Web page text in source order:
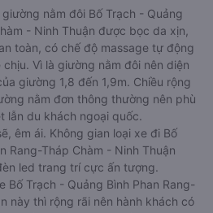
nằm đôi Bố Trạch - Quảng
- Ninh Thuận được bọc da xịn,
toàn, có chế độ massage tự động
Vì là giường nằm đôi nên diện
giường 1,8 đến 1,9m. Chiều rộng
nằm đơn thông thường nên phù
lẫn du khách ngoại quốc.
êm ái. Không gian loại xe đi Bố
Rang-Tháp Chàm - Ninh Thuận
led trang trí cực ấn tượng.
Bố Trạch - Quảng Bình Phan Rang-
này thì rộng rãi nên hành khách có